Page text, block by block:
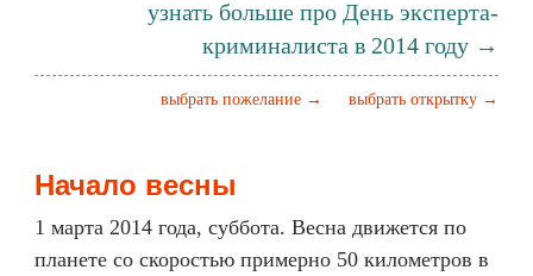
узнать больше про День эксперта-
криминалиста в 2014 году →
выбрать открытку →
выбрать пожелание →
Начало весны
1 марта 2014 года, суббота. Весна движется по
планете со скоростью примерно 50 километров в